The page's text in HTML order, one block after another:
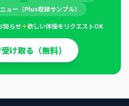
ュー（Plus収録サンプル）
知らせ＋欲しい体操をリクエストOK
け取る（無料）